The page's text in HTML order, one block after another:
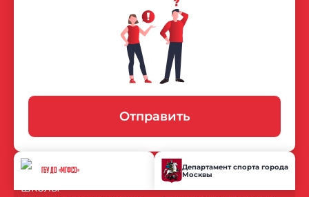
Отправить
ГБУ ДО «МГФСО»
Департамент спорта города
Москвы